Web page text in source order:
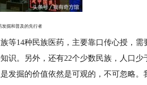
掘和普及的先行者
14种民族医药，主要靠口传心授，需
识。另外，还有22个少数民族，人口少
发掘的价值依然是可观的，不可忽略。